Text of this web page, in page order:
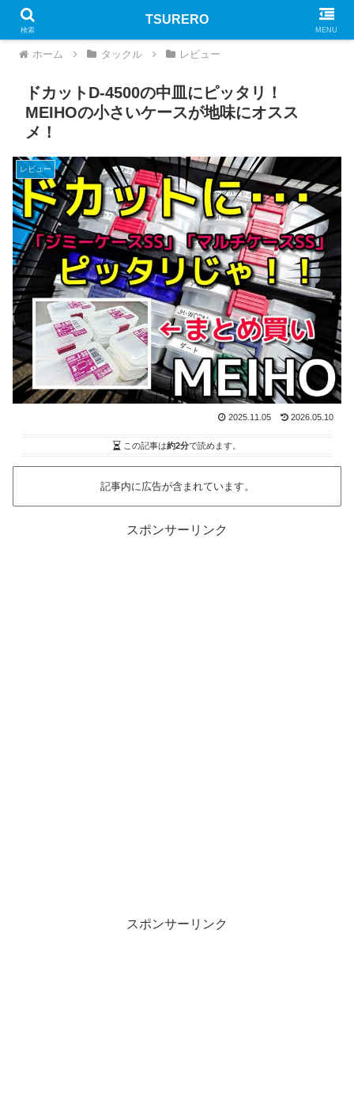
PR
ホーム タックル レビュー
ドカットD-4500の中皿にピッタリ！
MEIHOの小さいケースが地味にオスス
メ！
レビュー
2025.11.05 2026.05.10
この記事は約2分で読めます。
記事内に広告が含まれています。
スポンサーリンク
スポンサーリンク
検索
TSURERO
MENU